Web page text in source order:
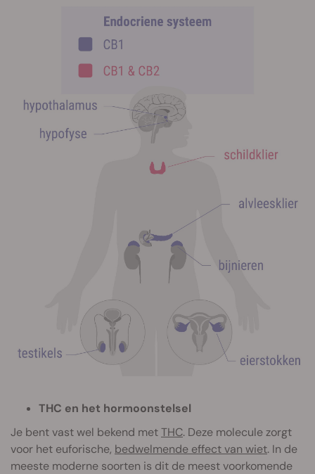
THC en het hormoonstelsel
Je bent vast wel bekend metTHC. Deze molecule zorgt
voor het euforische, bedwelmende effect van wiet. In de
meeste moderne soorten is dit de meest voorkomende